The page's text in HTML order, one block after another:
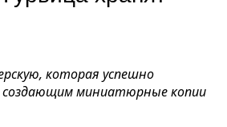
которая успешно
создающим миниатюрные копии